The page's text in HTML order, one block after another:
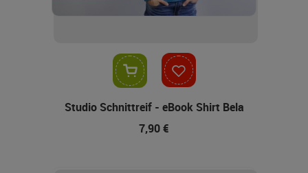
Studio Schnittreif - eBook Shirt Bela
7,90 €